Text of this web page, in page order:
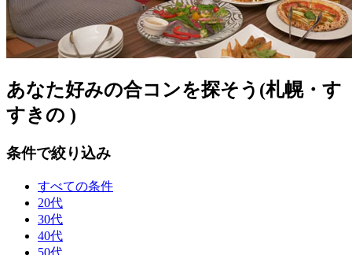
あなた好みの合コンを探そう(札幌・す
すきの )
条件で絞り込み
すべての条件
20代
30代
40代
50代